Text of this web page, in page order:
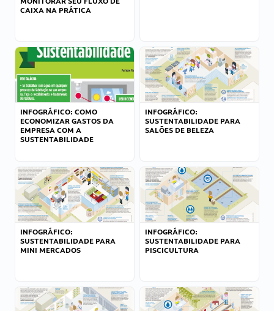
CAIXA NA PRÁTICA
INFOGRÁFICO: COMO
ECONOMIZAR GASTOS DA
EMPRESA COM A
SUSTENTABILIDADE
INFOGRÁFICO:
SUSTENTABILIDADE PARA
SALÕES DE BELEZA
INFOGRÁFICO:
SUSTENTABILIDADE PARA
MINI MERCADOS
INFOGRÁFICO:
SUSTENTABILIDADE PARA
PISCICULTURA